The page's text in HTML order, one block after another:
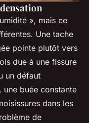
», mais ce
Une tache
pointe plutôt vers
due à une fissure
un défaut
une buée constante
dans les
de